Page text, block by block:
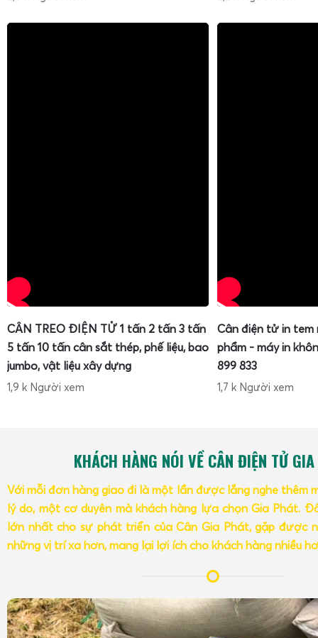
Tùy theo loại hàng hóa và mô hình kinh doanh, người
cân tính tiền 15kg
tiền 60kg,cân tính tiền 150kg, cân tính tiền 300kg, cân
mức tải trọng có ưu điểm và phạm vi ứng dụng riêng, ảnh
độ bền, độ chính xác và chi phí đầu tư.
thường được sử dụng
cây, rau củ, thực phẩm sạch, quầy thịt nhỏ, quầy đồ khô,
tải trọng tối đa 15kg 30kg, cân có thể xử lý hầu hết các
CÂN TREO ĐIỆN TỬ 1 tấn 2 tấn 3 tấn
5 tấn 10 tấn cân sắt thép, phế liệu, bao
jumbo, vật liệu xây dựng
1,9 k Người xem
Cân điện tử in tem
phẩm - máy in
899 833
1,7 k Người xem
KHÁCH HÀNG NÓI VỀ CÂN ĐIỆN TỬ
Với mỗi đơn hàng giao đi là một lần được lắng nghe thêm
lý do, một cơ duyên mà khách hàng lựa chọn Gia Phát.
lớn nhất cho sự phát triển của Cân Gia Phát, gặp được
những vị trí xa hơn, mang lại lợi ích cho khách hàng nhiều